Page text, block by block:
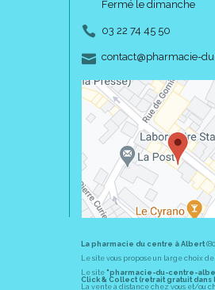
Fermé le dimanche
03 22 74 45 50
contact-
@-
pharmacie-
La pharmacie du centre à Albert
Le site vous propose un large choix
Le site "pharmacie-du-centre-
Click & Collect (retrait gratuit dans
La vente à distance chez vous et/ou